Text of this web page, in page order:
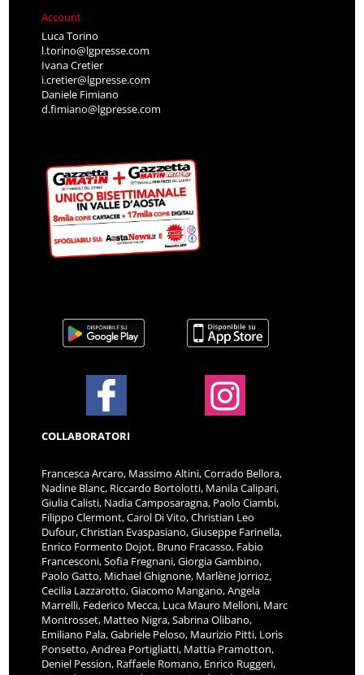
Account
Luca Torino
l.torino@lgpresse.com
Ivana Cretier
i.cretier@lgpresse.com
Daniele Fimiano
d.fimiano@lgpresse.com
COLLABORATORI
Francesca Arcaro, Massimo Altini, Corrado Bellora,
Nadine Blanc, Riccardo Bortolotti, Manila Calipari,
Giulia Calisti, Nadia Camposaragna, Paolo Ciambi,
Filippo Clermont, Carol Di Vito, Christian Leo
Dufour, Christian Evaspasiano, Giuseppe Farinella,
Enrico Formento Dojot, Bruno Fracasso, Fabio
Francesconi, Sofia Fregnani, Giorgia Gambino,
Paolo Gatto, Michael Ghignone, Marlène Jorrioz,
Cecilia Lazzarotto, Giacomo Mangano, Angela
Marrelli, Federico Mecca, Luca Mauro Melloni, Marc
Montrosset, Matteo Nigra, Sabrina Olibano,
Emiliano Pala, Gabriele Peloso, Maurizio Pitti, Loris
Ponsetto, Andrea Portigliatti, Mattia Pramotton,
Deniel Pession, Raffaele Romano, Enrico Ruggeri,